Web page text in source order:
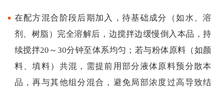
在配方混合阶段后期加入，待基础成分（如水、溶
剂、树脂）完全溶解后，边搅拌边缓慢倒入本品，持
续搅拌20～30分钟至体系均匀；若与粉体原料（如颜
料、填料）共混，需提前用部分液体原料预分散本
品，再与其他组分混合，避免局部浓度过高导致结